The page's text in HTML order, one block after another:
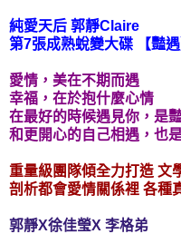
純愛天后 郭靜Claire
第7張成熟蛻變大碟 【豔
愛情，美在不期而遇
幸福，在於抱什麼心情
在最好的時候遇見你，是
和更開心的自己相遇，也
重量級團隊傾全力打造 文
剖析都會愛情關係裡 各種
郭靜X徐佳瑩X 李格弟